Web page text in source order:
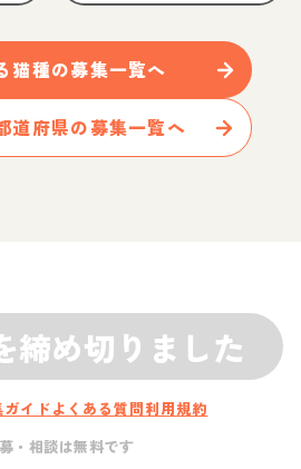
猫種の募集一覧へ
道府県の募集一覧へ
締め切りました
ガイド よくある質問利用規約
・相談は無料です